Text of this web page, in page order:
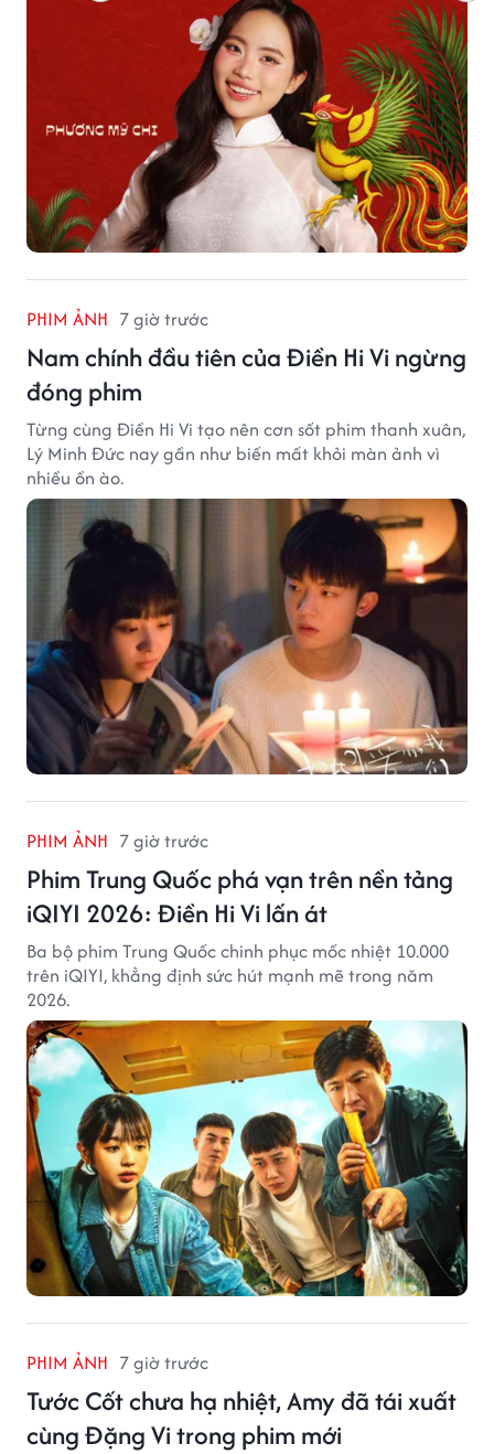
PHIM ẢNH 7 giờ trước
Nam chính đầu tiên của Điền Hi Vi ngừng
đóng phim
Từng cùng Điền Hi Vi tạo nên cơn sốt phim thanh xuân,
Lý Minh Đức nay gần như biến mất khỏi màn ảnh vì
nhiều ồn ào.
PHIM ẢNH 7 giờ trước
Phim Trung Quốc phá vạn trên nền tảng
iQIYI 2026: Điền Hi Vi lấn át
Ba bộ phim Trung Quốc chinh phục mốc nhiệt 10.000
trên iQIYI, khẳng định sức hút mạnh mẽ trong năm
2026.
PHIM ẢNH 7 giờ trước
Tước Cốt chưa hạ nhiệt, Amy đã tái xuất
cùng Đặng Vi trong phim mới